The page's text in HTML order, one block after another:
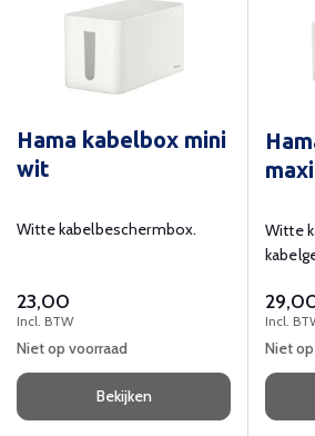
Hama kabelbox mini
wit
Witte kabelbeschermbox.
23,00
Incl. BTW
Niet op voorraad
Bekijken
Witte
Incl.
Niet